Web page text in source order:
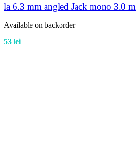
la 6.3 mm angled Jack mono 3.0 m
Available on backorder
53 lei